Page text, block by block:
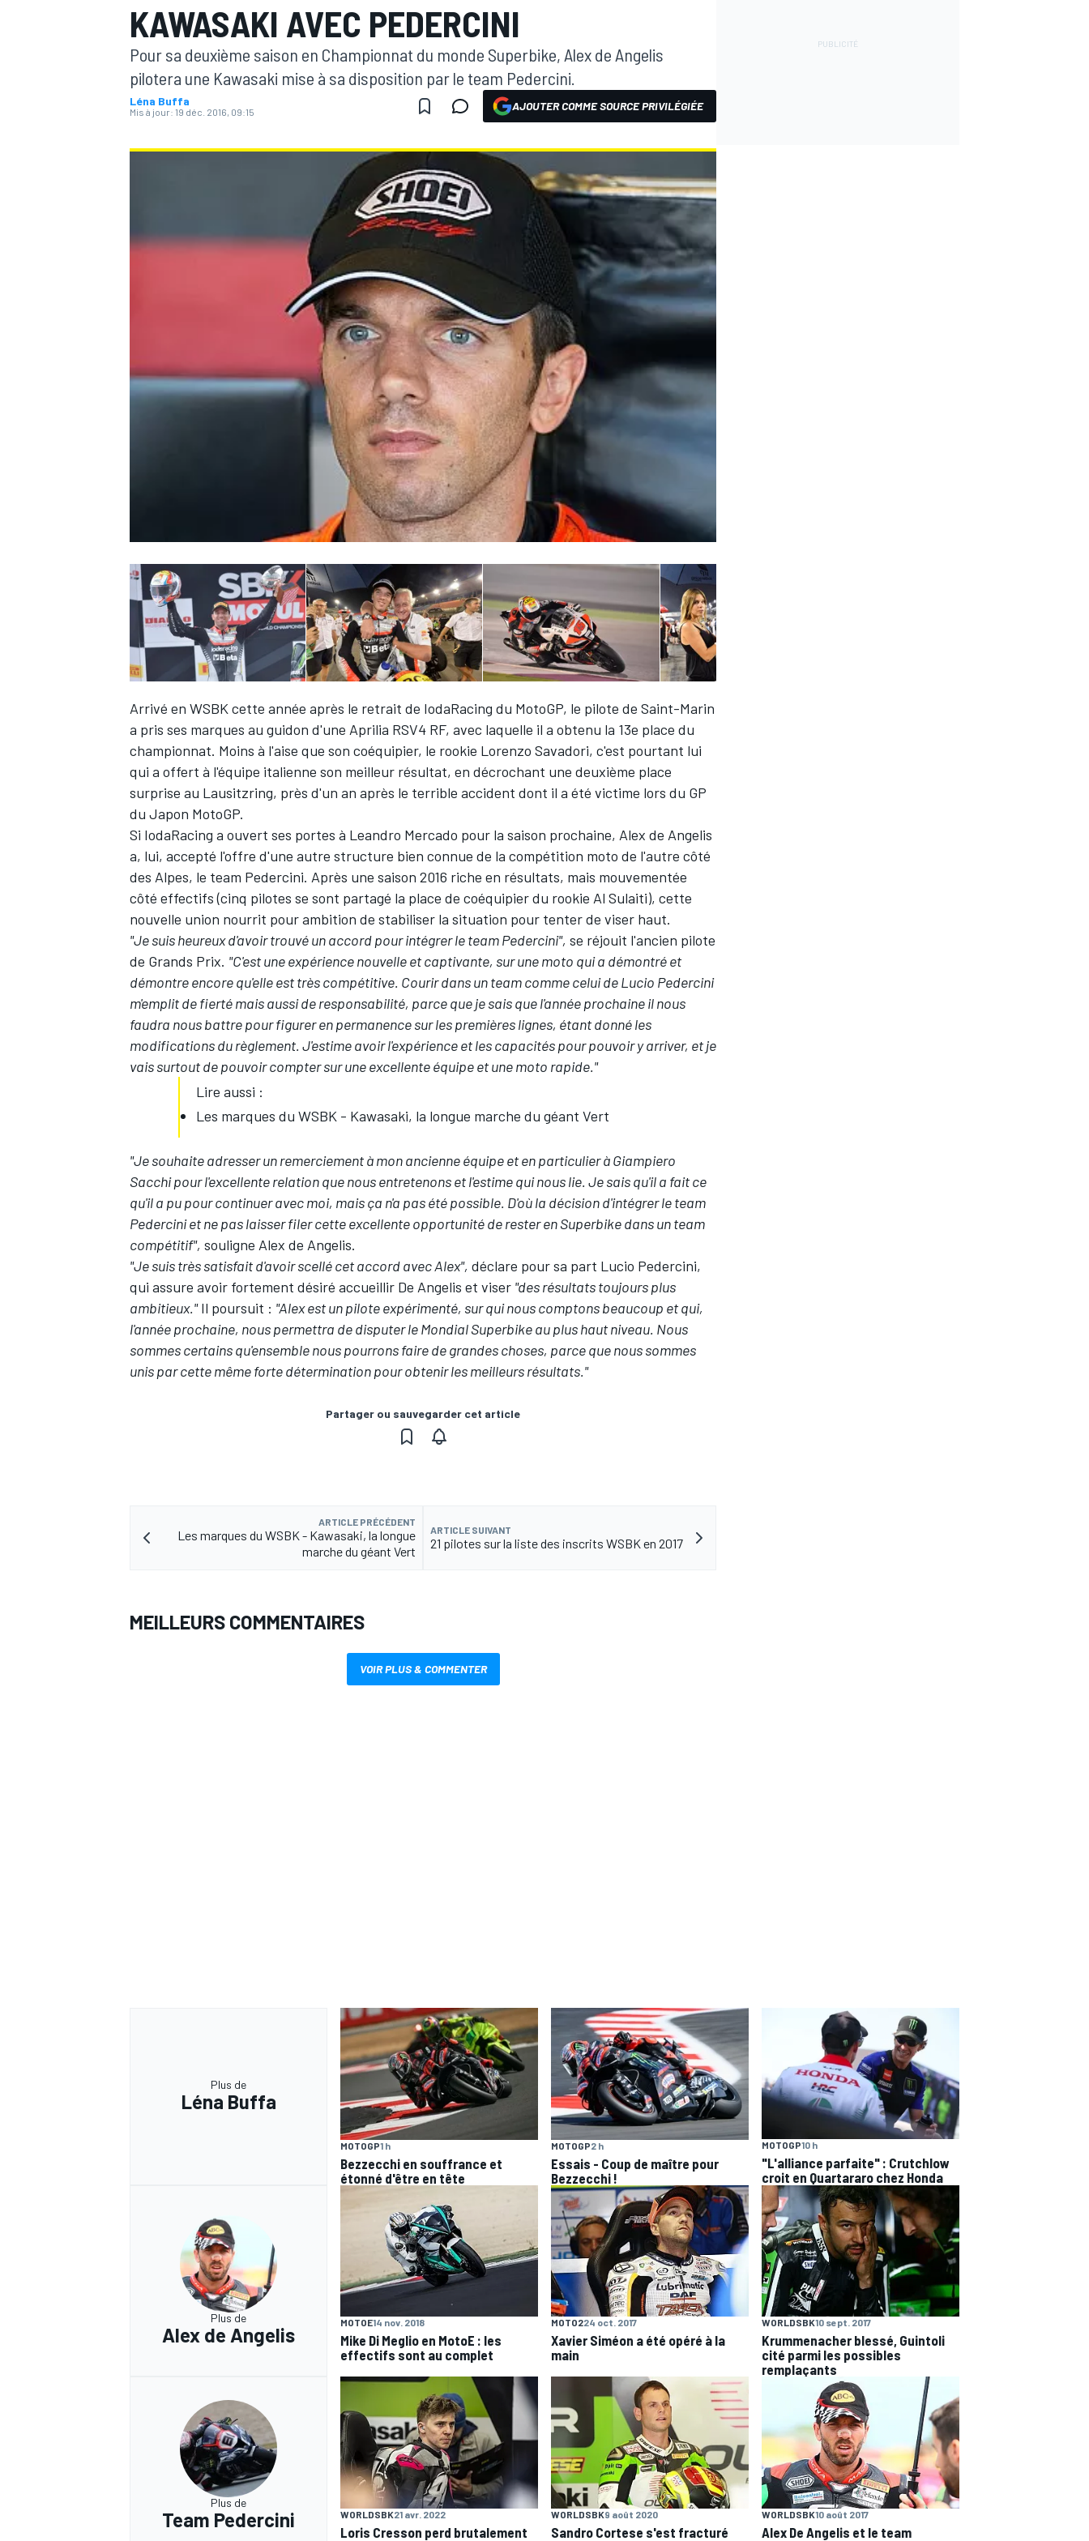
WEC
KAWASAKI AVEC PEDERCINI
Pour sa deuxième saison en Championnat du monde Superbike, Alex de Angelis
pilotera une Kawasaki mise à sa disposition par le team Pedercini.
Léna Buffa
Mis à jour: 19 déc. 2016, 09:15 AJOUTER COMME SOURCE PRIVILÉGIÉE
Arrivé en WSBK cette année après le retrait de IodaRacing du MotoGP, le pilote de Saint-Marin
a pris ses marques au guidon d'une Aprilia RSV4 RF, avec laquelle il a obtenu la 13e place du
championnat. Moins à l'aise que son coéquipier, le rookie Lorenzo Savadori, c'est pourtant lui
qui a offert à l'équipe italienne son meilleur résultat, en décrochant une deuxième place
surprise au Lausitzring, près d'un an après le terrible accident dont il a été victime lors du GP
du Japon MotoGP.
Si IodaRacing a ouvert ses portes à Leandro Mercado pour la saison prochaine, Alex de Angelis
a, lui, accepté l'offre d'une autre structure bien connue de la compétition moto de l'autre côté
des Alpes, le team Pedercini. Après une saison 2016 riche en résultats, mais mouvementée
côté effectifs (cinq pilotes se sont partagé la place de coéquipier du rookie Al Sulaiti), cette
nouvelle union nourrit pour ambition de stabiliser la situation pour tenter de viser haut.
"Je suis heureux d'avoir trouvé un accord pour intégrer le team Pedercini", se réjouit l'ancien pilote
de Grands Prix. "C'est une expérience nouvelle et captivante, sur une moto qui a démontré et
démontre encore qu'elle est très compétitive. Courir dans un team comme celui de Lucio Pedercini
m'emplit de fierté mais aussi de responsabilité, parce que je sais que l'année prochaine il nous
faudra nous battre pour figurer en permanence sur les premières lignes, étant donnéles
modifications du règlement. J'estime avoir l'expérience et les capacités pour pouvoir y arriver, et je
vais surtout de pouvoir compter sur une excellente équipe et une moto rapide."
Lire aussi :
Les marques du WSBK - Kawasaki, la longue marche du géant Vert
"Je souhaite adresser un remerciement à mon ancienne équipe et en particulier à Giampiero
Sacchi pour l'excellente relation que nous entretenons et l'estime qui nous lie. Je sais qu'il a fait ce
qu'il a pu pour continuer avec moi, mais ça n'a pas été possible. D'où la décision d'intégrer le team
Pedercini et ne pas laisser filer cette excellente opportunité de rester en Superbike dans un team
compétitif", souligne Alex de Angelis.
"Je suis très satisfait d'avoir scellé cet accord avec Alex", déclare pour sa part Lucio Pedercini,
qui assure avoir fortement désiré accueillir De Angelis et viser "des résultats toujours plus
ambitieux."Il poursuit : "Alex est un pilote expérimenté, sur qui nous comptons beaucoup et qui,
l'année prochaine, nous permettra de disputer le Mondial Superbike au plus haut niveau. Nous
sommes certains qu'ensemble nous pourrons faire de grandes choses, parce que nous sommes
unis par cette même forte détermination pour obtenir les meilleurs résultats."
Partager ou sauvegarder cet article
ARTICLE PRÉCÉDENT
Les marques du WSBK - Kawasaki, la longue
marche du géant Vert
ARTICLE SUIVANT
21 pilotes sur la liste des inscrits WSBK en 2017
MEILLEURS COMMENTAIRES
VOIR PLUS & COMMENTER
Plus de
Léna Buffa
MOTOGP1 h
Bezzecchi en souffrance et
étonné d'être en tête
MOTOGP2 h
Essais - Coup de maître pour
Bezzecchi !
MOTOGP10 h
"L'alliance parfaite" : Crutchlow
croit en Quartararo chez Honda
Plus de
Alex de Angelis
MOTOE14 nov. 2018
Mike Di Meglio en MotoE : les
effectifs sont au complet
MOTO224 oct. 2017
Xavier Siméon a été opéré à la
main
WORLDSBK10 sept. 2017
Krummenacher blessé, Guintoli
cité parmi les possibles
remplaçants
Plus de
Team Pedercini WORLDSBK21 avr. 2022
Loris Cresson perd brutalement
WORLDSBK9 août 2020
Sandro Cortese s'est fracturé
WORLDSBK10 août 2017
Alex De Angelis et le team